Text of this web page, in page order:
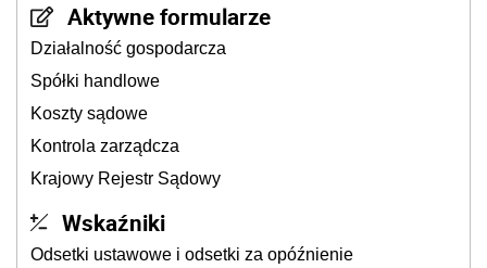
Aktywne formularze
Działalność gospodarcza
Spółki handlowe
Koszty sądowe
Kontrola zarządcza
Krajowy Rejestr Sądowy
Wskaźniki
Odsetki ustawowe i odsetki za opóźnienie